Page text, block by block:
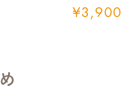
¥3,900